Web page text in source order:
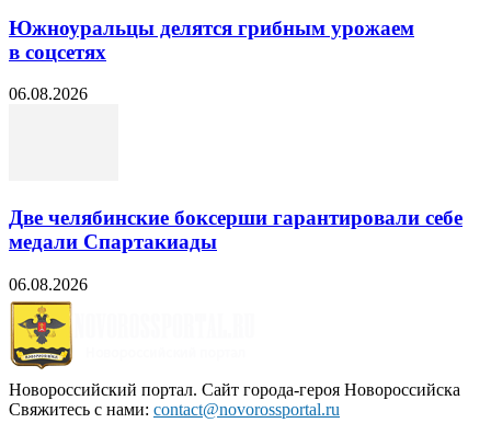
Южноуральцы делятся грибным урожаем
в соцсетях
06.08.2026
Две челябинские боксерши гарантировали себе
медали Спартакиады
06.08.2026
Новороссийский портал. Сайт города-героя Новороссийска
Свяжитесь с нами: contact@novorossportal.ru